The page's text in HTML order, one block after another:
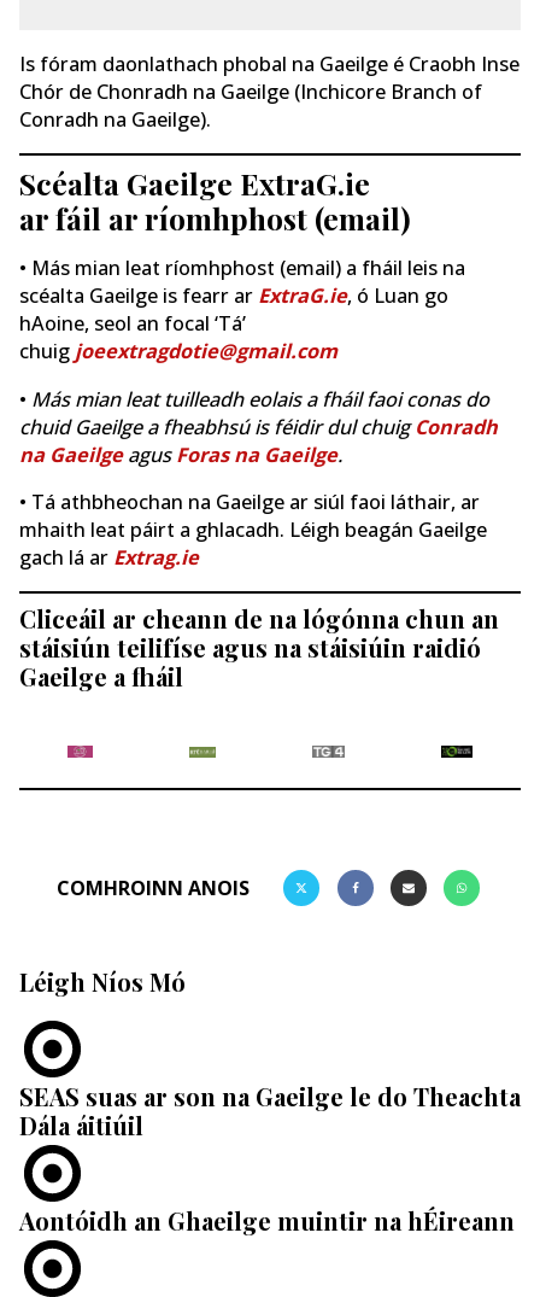
Is fóram daonlathach phobal na Gaeilge é Craobh Inse
Chór de Chonradh na Gaeilge (Inchicore Branch of
Conradh na Gaeilge).
Scéalta Gaeilge ExtraG.ie
ar fáil ar ríomhphost (email)
• Más mian leat ríomhphost (email) a fháil leis na
scéalta Gaeilge is fearr ar ExtraG.ie, ó Luan go
hAoine, seol an focal ‘Tá’
chuig joeextragdotie@gmail.com
• Más mian leat tuilleadh eolais a fháil faoi conas do
chuid Gaeilge a fheabhsú is féidir dul chuigConradh
na GaeilgeagusForas na Gaeilge.
• Tá athbheochan na Gaeilge ar siúl faoi láthair, ar
mhaith leat páirt a ghlacadh. Léigh beagán Gaeilge
gach lá ar Extrag.ie
Cliceáil ar cheann de na lógónna chun an
stáisiún teilifíse agus na stáisiúin raidió
Gaeilge a fháil
COMHROINN ANOIS
Léigh Níos Mó
SEAS suas ar son na Gaeilge le do Theachta
Dála áitiúil
Aontóidh an Ghaeilge muintir na hÉireann